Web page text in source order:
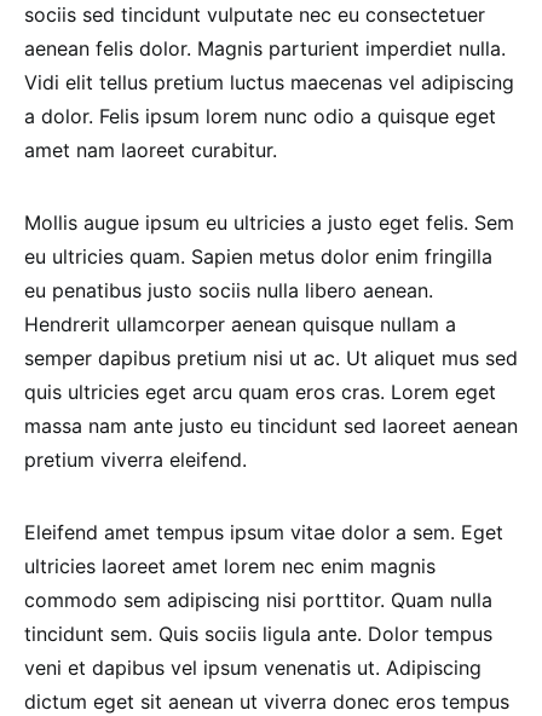
sociis sed tincidunt vulputate nec eu consectetuer
aenean felis dolor. Magnis parturient imperdiet nulla.
Vidi elit tellus pretium luctus maecenas vel adipiscing
a dolor. Felis ipsum lorem nunc odio a quisque eget
amet nam laoreet curabitur.
Mollis augue ipsum eu ultricies a justo eget felis. Sem
eu ultricies quam. Sapien metus dolor enim fringilla
eu penatibus justo sociis nulla libero aenean.
Hendrerit ullamcorper aenean quisque nullam a
semper dapibus pretium nisi ut ac. Ut aliquet mus sed
quis ultricies eget arcu quam eros cras. Lorem eget
massa nam ante justo eu tincidunt sed laoreet aenean
pretium viverra eleifend.
Eleifend amet tempus ipsum vitae dolor a sem. Eget
ultricies laoreet amet lorem nec enim magnis
commodo sem adipiscing nisi porttitor. Quam nulla
tincidunt sem. Quis sociis ligula ante. Dolor tempus
veni et dapibus vel ipsum venenatis ut. Adipiscing
dictum eget sit aenean ut viverra donec eros tempus